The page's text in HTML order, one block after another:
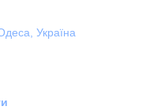
Україна